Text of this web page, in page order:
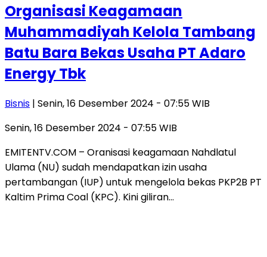
Organisasi Keagamaan
Muhammadiyah Kelola Tambang
Batu Bara Bekas Usaha PT Adaro
Energy Tbk
Bisnis | Senin, 16 Desember 2024 - 07:55 WIB
Senin, 16 Desember 2024 - 07:55 WIB
EMITENTV.COM – Oranisasi keagamaan Nahdlatul
Ulama (NU) sudah mendapatkan izin usaha
pertambangan (IUP) untuk mengelola bekas PKP2B PT
Kaltim Prima Coal (KPC). Kini giliran…